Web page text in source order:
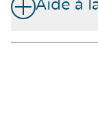
Améliore la